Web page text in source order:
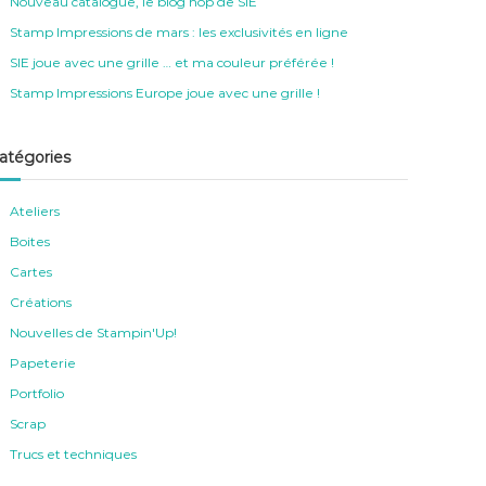
Stamp Impressions de mars : les exclusivités en ligne
SIE joue avec une grille … et ma couleur préférée !
Stamp Impressions Europe joue avec une grille !
Ateliers
Boites
Cartes
Créations
Nouvelles de Stampin'Up!
Papeterie
Portfolio
Scrap
Trucs et techniques